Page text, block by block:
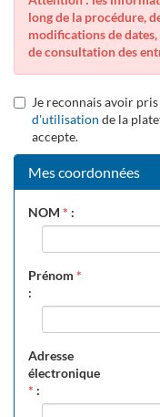
long de la procédure,
modifications de
de consultation des
Je reconnais avoir
d'utilisation de la
accepte.
Mes coordonnées
NOM * :
Prénom *
:
Adresse
électronique
* :